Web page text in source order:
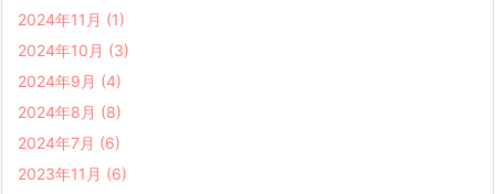
2024年11月 (1)
2024年10月 (3)
2024年9月 (4)
2024年8月 (8)
2024年7月 (6)
2023年11月 (6)